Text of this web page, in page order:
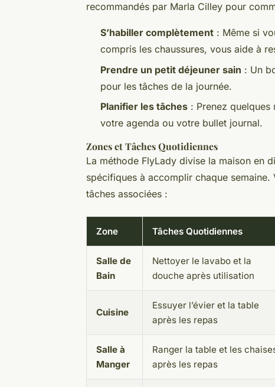
recommandés par Marla Cilley pour
S’habiller complètement : Même si
compris les chaussures, vous aide à
Prendre un petit déjeuner sain : Un
pour les tâches de la journée.
Planifier les tâches : Prenez
votre agenda ou votre bullet journal.
Zones et Tâches Quotidiennes
La méthode FlyLady divise la maison en
spécifiques à accomplir chaque
tâches associées :
Zone Tâches Quotidiennes
Salle de
Bain
Nettoyer le lavabo et la
douche après utilisation
Cuisine
Essuyer l’évier et la table
après les repas
Salle à
Manger
Ranger la table et les
après les repas